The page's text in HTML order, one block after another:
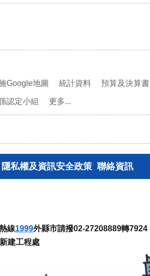
Google地圖 統計資料 預算及決算書
認定小組 更多...
隱私權及資訊安全政策 聯絡資訊
線1999外縣市請撥02-27208889轉7924
建工程處